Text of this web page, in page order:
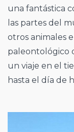
una fantástica
las partes del
otros animales
paleontológico
un viaje en el
hasta el día de